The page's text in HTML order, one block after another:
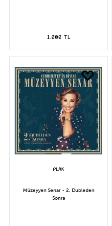
1.000 TL
Müzeyyen Senar - 2. Dubleden
Sonra